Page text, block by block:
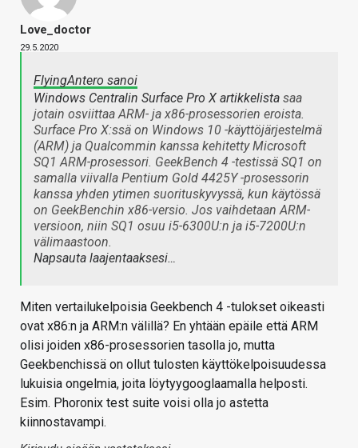
Love_doctor
29.5.2020
FlyingAntero sanoi
Windows Centralin Surface Pro X artikkelista saa
jotain osviittaa ARM- ja x86-prosessorien eroista.
Surface Pro X:ssä on Windows 10 -käyttöjärjestelmä
(ARM) ja Qualcommin kanssa kehitetty Microsoft
SQ1 ARM-prosessori. GeekBench 4 -testissä SQ1 on
samalla viivalla Pentium Gold 4425Y -prosessorin
kanssa yhden ytimen suorituskyvyssä, kun käytössä
on GeekBenchin x86-versio. Jos vaihdetaan ARM-
versioon, niin SQ1 osuu i5-6300U:n ja i5-7200U:n
välimaastoon.
Napsauta laajentaaksesi…
Miten vertailukelpoisia Geekbench 4 -tulokset oikeasti
ovat x86:n ja ARM:n välillä? En yhtään epäile että ARM
olisi joiden x86-prosessorien tasolla jo, mutta
Geekbenchissä on ollut tulosten käyttökelpoisuudessa
lukuisia ongelmia, joita löytyygooglaamalla helposti.
Esim. Phoronix test suite voisi olla jo astetta
kiinnostavampi.